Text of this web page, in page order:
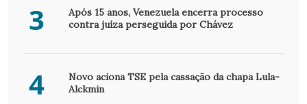
3
Após 15 anos, Venezuela encerra processo
contra juíza perseguida por Chávez
4
Novo aciona TSE pela cassação da chapa Lula-
Alckmin